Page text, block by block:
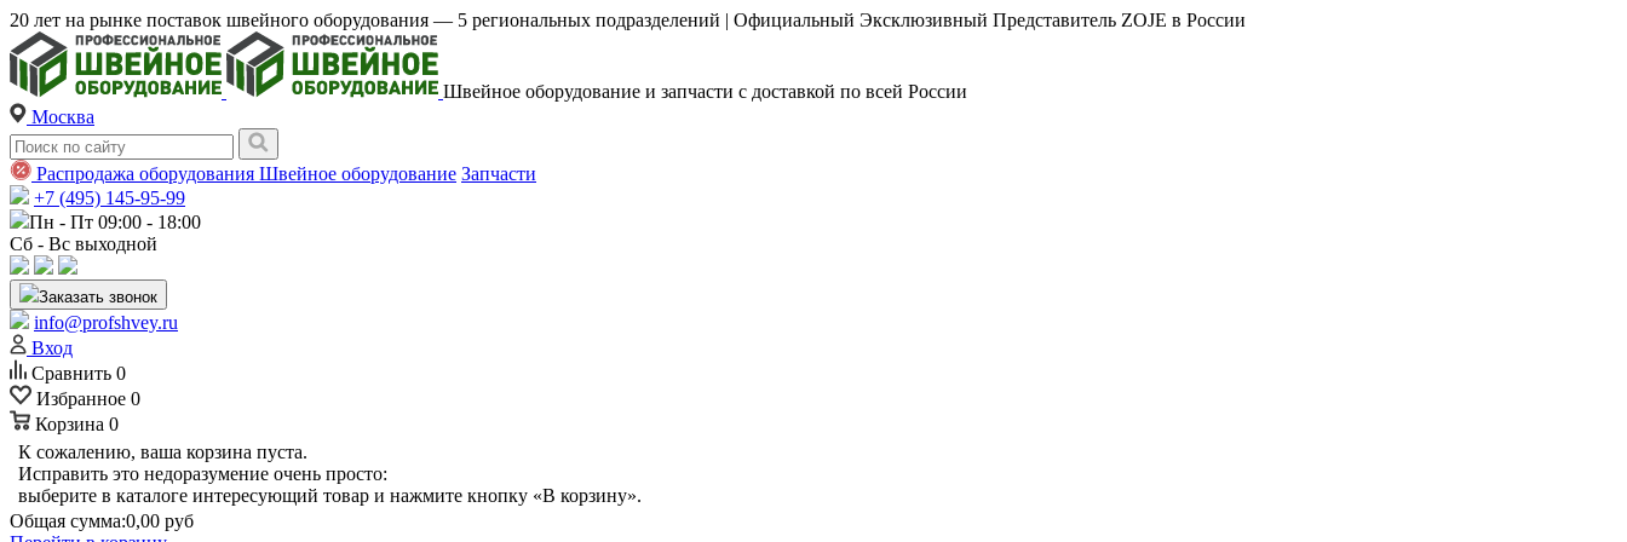
20 лет на рынке поставок швейного оборудования — 5 региональных подразделений | Официальный Эксклюзивный Представитель ZOJE в России
Швейное оборудование и запчасти с доставкой по всей России
Москва
Распродажа оборудования Швейное оборудование Запчасти
+7 (495) 145-95-99
Пн - Пт 09:00 - 18:00
Сб - Вс выходной
Заказать звонок
info@profshvey.ru
Вход
Сравнить 0
Избранное 0
Корзина 0
К сожалению, ваша корзина пуста.
Исправить это недоразумение очень просто:
выберите в каталоге интересующий товар и нажмите кнопку «В корзину».
Общая сумма:0,00 руб